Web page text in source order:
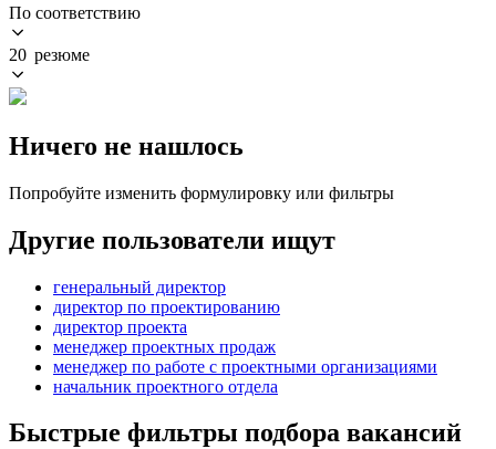
По соответствию
20 резюме
Ничего не нашлось
Попробуйте изменить формулировку или фильтры
Другие пользователи ищут
генеральный директор
директор по проектированию
директор проекта
менеджер проектных продаж
менеджер по работе с проектными организациями
начальник проектного отдела
Быстрые фильтры подбора вакансий